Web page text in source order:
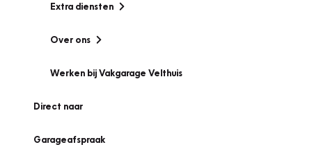
Extra diensten
Over ons
Werken bij Vakgarage Velthuis
Direct naar
Garageafspraak